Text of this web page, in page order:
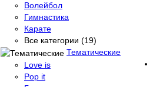
Волейбол
Гимнастика
Карате
Все категории (19)
Тематические
Love is
Pop it